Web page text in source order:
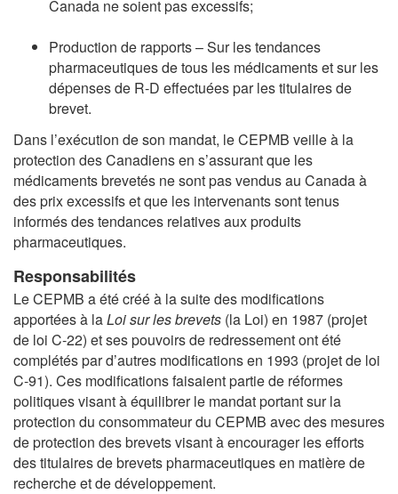
Canada ne soient pas excessifs;
Production de rapports – Sur les tendances
pharmaceutiques de tous les médicaments et sur les
dépenses de R-D effectuées par les titulaires de
brevet.
Dans l’exécution de son mandat, le CEPMB veille à la
protection des Canadiens en s’assurant que les
médicaments brevetés ne sont pas vendus au Canada à
des prix excessifs et que les intervenants sont tenus
informés des tendances relatives aux produits
pharmaceutiques.
Responsabilités
Le CEPMB a été créé à la suite des modifications
apportées à laLoi sur les brevets (la Loi) en 1987 (projet
de loi C-22) et ses pouvoirs de redressement ont été
complétés par d’autres modifications en 1993 (projet de loi
C-91). Ces modifications faisaient partie de réformes
politiques visant à équilibrer le mandat portant sur la
protection du consommateur du CEPMB avec des mesures
de protection des brevets visant à encourager les efforts
des titulaires de brevets pharmaceutiques en matière de
recherche et de développement.